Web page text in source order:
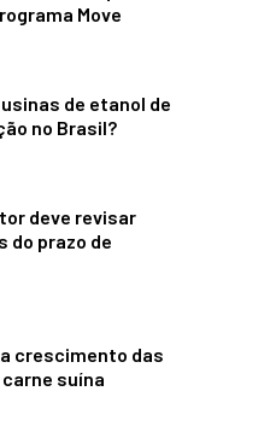
Move
de etanol de
no Brasil?
deve revisar
do prazo de
crescimento das
suína